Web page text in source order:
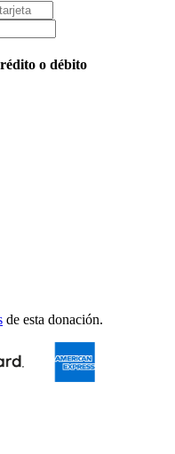
o débito
de esta donación.